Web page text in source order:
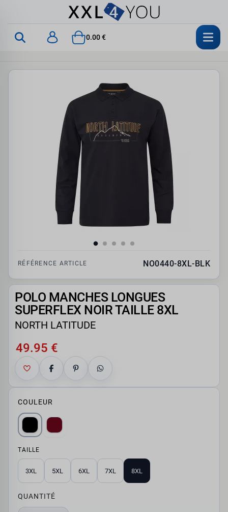
0.00 €
RÉFÉRENCE ARTICLE NO0440-8XL-BLK
POLO MANCHES LONGUES
SUPERFLEX NOIR TAILLE 8XL
NORTH LATITUDE
49.95 €
COULEUR
TAILLE
3XL 5XL 6XL 7XL 8XL
QUANTITÉ